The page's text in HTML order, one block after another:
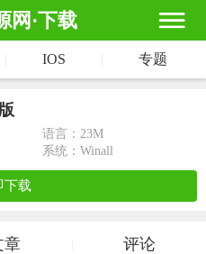
网·下载
IOS 专题
语言：23M
系统：Winall
下载
章 评论